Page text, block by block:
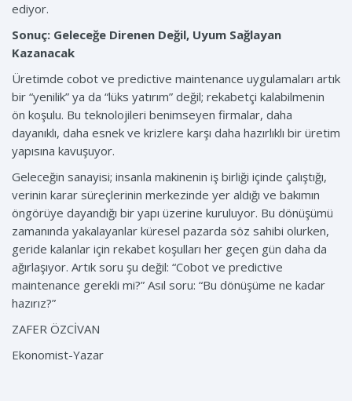
ediyor.
Sonuç: Geleceğe Direnen Değil, Uyum Sağlayan
Kazanacak
Üretimde cobot ve predictive maintenance uygulamaları artık
bir “yenilik” ya da “lüks yatırım” değil; rekabetçi kalabilmenin
ön koşulu. Bu teknolojileri benimseyen firmalar, daha
dayanıklı, daha esnek ve krizlere karşı daha hazırlıklı bir üretim
yapısına kavuşuyor.
Geleceğin sanayisi; insanla makinenin iş birliği içinde çalıştığı,
verinin karar süreçlerinin merkezinde yer aldığı ve bakımın
öngörüye dayandığı bir yapı üzerine kuruluyor. Bu dönüşümü
zamanında yakalayanlar küresel pazarda söz sahibi olurken,
geride kalanlar için rekabet koşulları her geçen gün daha da
ağırlaşıyor. Artık soru şu değil: “Cobot ve predictive
maintenance gerekli mi?” Asıl soru: “Bu dönüşüme ne kadar
hazırız?”
ZAFER ÖZCİVAN
Ekonomist-Yazar